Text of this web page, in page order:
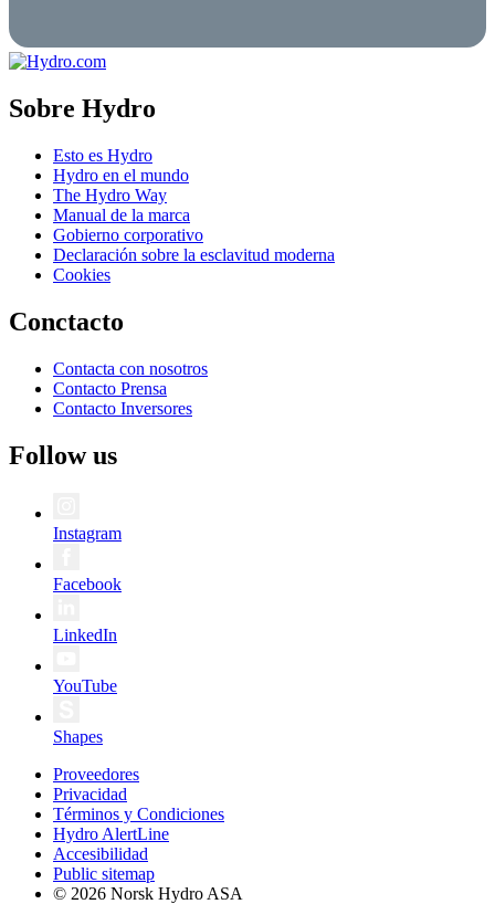
Sobre Hydro
Esto es Hydro
Hydro en el mundo
The Hydro Way
Manual de la marca
Gobierno corporativo
Declaración sobre la esclavitud moderna
Cookies
Conctacto
Contacta con nosotros
Contacto Prensa
Contacto Inversores
Follow us
Instagram
Facebook
LinkedIn
YouTube
Shapes
Proveedores
Privacidad
Términos y Condiciones
Hydro AlertLine
Accesibilidad
Public sitemap
© 2026 Norsk Hydro ASA